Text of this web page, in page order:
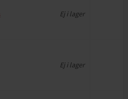
Ej i lager
Ej i lager